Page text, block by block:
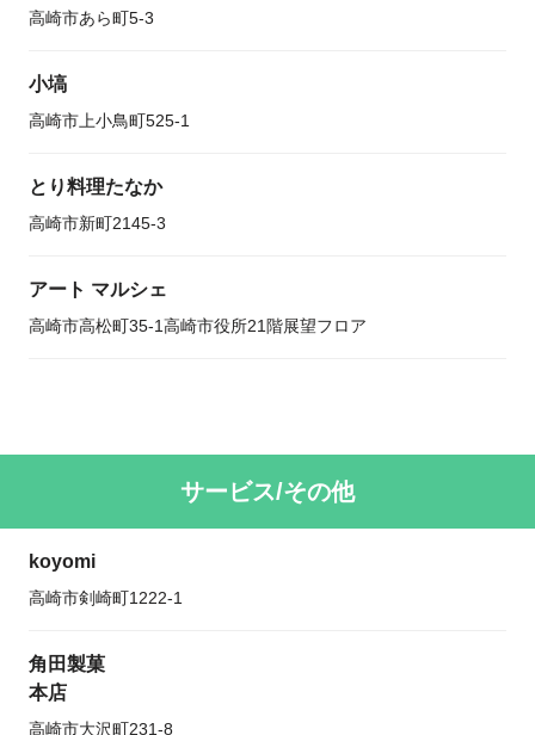
高崎市あら町5-3
小塙
高崎市上小鳥町525-1
とり料理たなか
高崎市新町2145-3
アート マルシェ
高崎市高松町35-1高崎市役所21階展望フロア
サービス/その他
koyomi
高崎市剣崎町1222-1
角田製菓
本店
高崎市大沢町231-8